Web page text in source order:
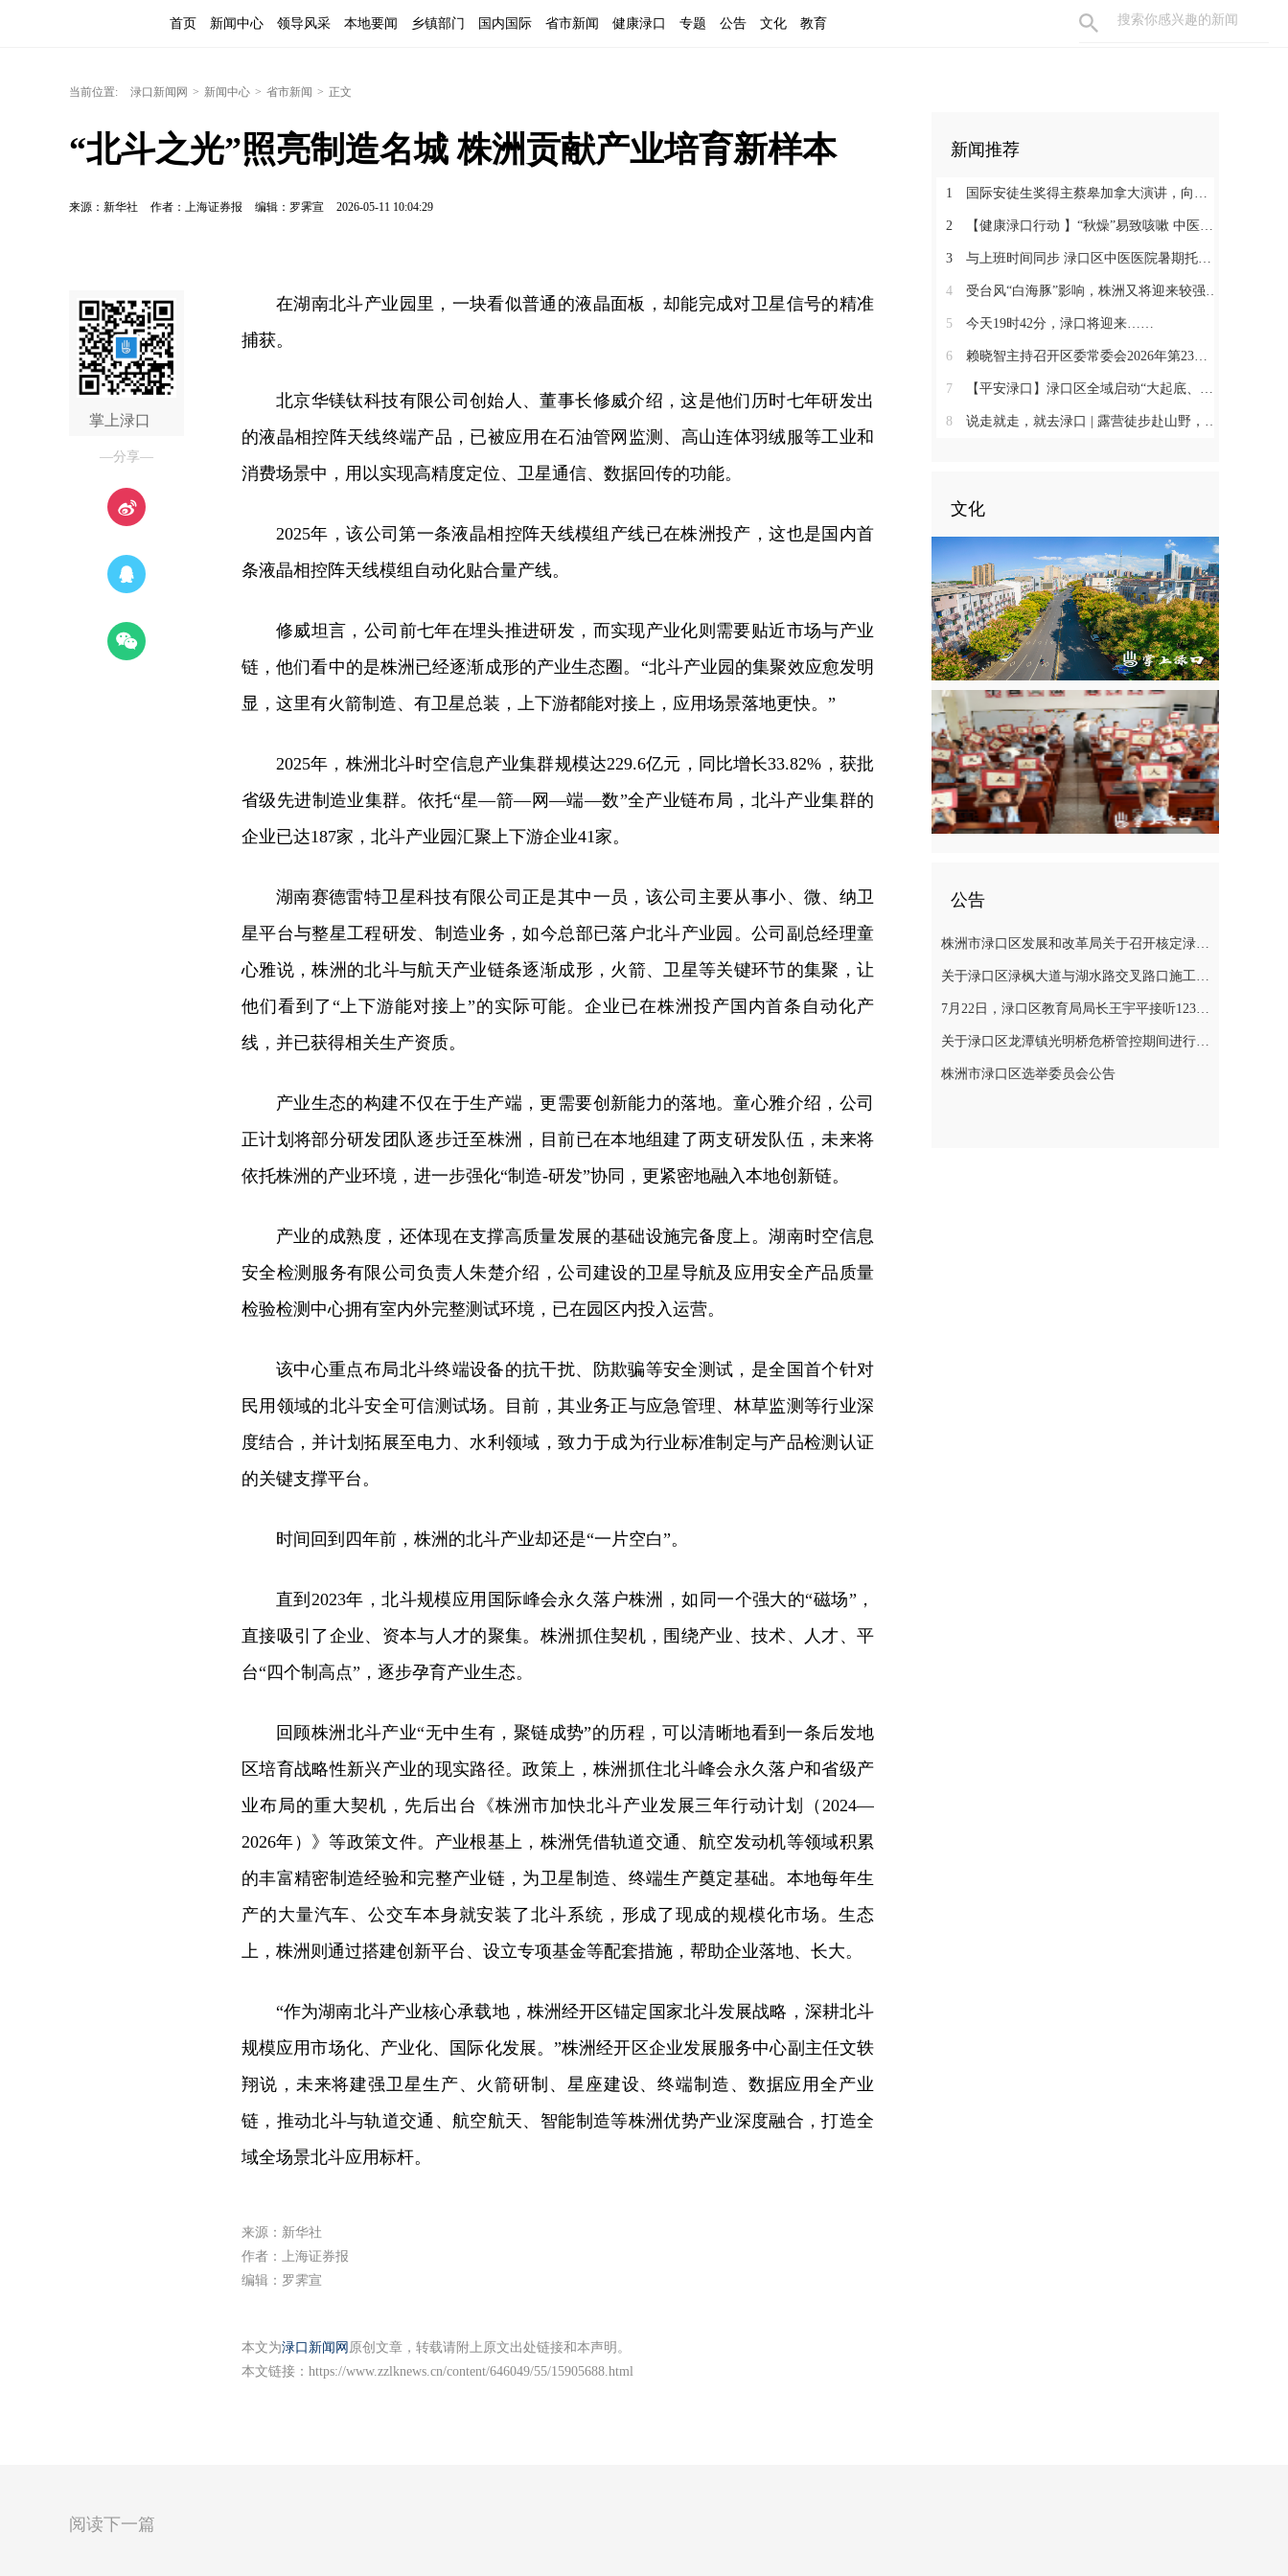
首页 新闻中心 领导风采 本地要闻 乡镇部门 国内国际 省市新闻 健康渌口 专题 公告 文化 教育
当前位置: 渌口新闻网 > 新闻中心 > 省市新闻 > 正文
“北斗之光”照亮制造名城 株洲贡献产业培育新样本
来源：新华社 作者：上海证券报 编辑：罗霁宣 2026-05-11 10:04:29
掌上渌口
—分享—
在湖南北斗产业园里，一块看似普通的液晶面板，却能完成对卫星信号的精准
捕获。
北京华镁钛科技有限公司创始人、董事长修威介绍，这是他们历时七年研发出
的液晶相控阵天线终端产品，已被应用在石油管网监测、高山连体羽绒服等工业和
消费场景中，用以实现高精度定位、卫星通信、数据回传的功能。
2025年，该公司第一条液晶相控阵天线模组产线已在株洲投产，这也是国内首
条液晶相控阵天线模组自动化贴合量产线。
修威坦言，公司前七年在埋头推进研发，而实现产业化则需要贴近市场与产业
链，他们看中的是株洲已经逐渐成形的产业生态圈。“北斗产业园的集聚效应愈发明
显，这里有火箭制造、有卫星总装，上下游都能对接上，应用场景落地更快。”
2025年，株洲北斗时空信息产业集群规模达229.6亿元，同比增长33.82%，获批
省级先进制造业集群。依托“星—箭—网—端—数”全产业链布局，北斗产业集群的
企业已达187家，北斗产业园汇聚上下游企业41家。
湖南赛德雷特卫星科技有限公司正是其中一员，该公司主要从事小、微、纳卫
星平台与整星工程研发、制造业务，如今总部已落户北斗产业园。公司副总经理童
心雅说，株洲的北斗与航天产业链条逐渐成形，火箭、卫星等关键环节的集聚，让
他们看到了“上下游能对接上”的实际可能。企业已在株洲投产国内首条自动化产
线，并已获得相关生产资质。
产业生态的构建不仅在于生产端，更需要创新能力的落地。童心雅介绍，公司
正计划将部分研发团队逐步迁至株洲，目前已在本地组建了两支研发队伍，未来将
依托株洲的产业环境，进一步强化“制造-研发”协同，更紧密地融入本地创新链。
产业的成熟度，还体现在支撑高质量发展的基础设施完备度上。湖南时空信息
安全检测服务有限公司负责人朱楚介绍，公司建设的卫星导航及应用安全产品质量
检验检测中心拥有室内外完整测试环境，已在园区内投入运营。
该中心重点布局北斗终端设备的抗干扰、防欺骗等安全测试，是全国首个针对
民用领域的北斗安全可信测试场。目前，其业务正与应急管理、林草监测等行业深
度结合，并计划拓展至电力、水利领域，致力于成为行业标准制定与产品检测认证
的关键支撑平台。
时间回到四年前，株洲的北斗产业却还是“一片空白”。
直到2023年，北斗规模应用国际峰会永久落户株洲，如同一个强大的“磁场”，
直接吸引了企业、资本与人才的聚集。株洲抓住契机，围绕产业、技术、人才、平
台“四个制高点”，逐步孕育产业生态。
回顾株洲北斗产业“无中生有，聚链成势”的历程，可以清晰地看到一条后发地
区培育战略性新兴产业的现实路径。政策上，株洲抓住北斗峰会永久落户和省级产
业布局的重大契机，先后出台《株洲市加快北斗产业发展三年行动计划（2024—
2026年）》等政策文件。产业根基上，株洲凭借轨道交通、航空发动机等领域积累
的丰富精密制造经验和完整产业链，为卫星制造、终端生产奠定基础。本地每年生
产的大量汽车、公交车本身就安装了北斗系统，形成了现成的规模化市场。生态
上，株洲则通过搭建创新平台、设立专项基金等配套措施，帮助企业落地、长大。
“作为湖南北斗产业核心承载地，株洲经开区锚定国家北斗发展战略，深耕北斗
规模应用市场化、产业化、国际化发展。”株洲经开区企业发展服务中心副主任文轶
翔说，未来将建强卫星生产、火箭研制、星座建设、终端制造、数据应用全产业
链，推动北斗与轨道交通、航空航天、智能制造等株洲优势产业深度融合，打造全
域全场景北斗应用标杆。
来源：新华社
作者：上海证券报
编辑：罗霁宣
本文为渌口新闻网 原创文章，转载请附上原文出处链接和本声明。
本文链接： https://www.zzlknews.cn/content/646049/55/15905688.html
新闻推荐
1 国际安徒生奖得主蔡皋加拿大演讲，向世界推介王家洲乡村美术馆！
2 【健康渌口行动 】“秋燥”易致咳嗽 中医支招预防
3 与上班时间同步 渌口区中医医院暑期托管班破解职工带娃难题
4 受台风“白海豚”影响，株洲又将迎来较强降水过程！
5 今天19时42分，渌口将迎来……
6 赖晓智主持召开区委常委会2026年第23次会议
7 【平安渌口】渌口区全域启动“大起底、大巡防、大整治”百日攻坚行动
8 说走就走，就去渌口 | 露营徒步赴山野，狠狠“氧”你一夏
文化
公告
株洲市渌口区发展和改革局关于召开核定渌口区农村管道天然气 （LNG）配气价格听证会公告
关于渌口区渌枫大道与湖水路交叉路口施工期间进行交通管制的通告
7月22日，渌口区教育局局长王宇平接听12345热线
关于渌口区龙潭镇光明桥危桥管控期间进行交通管制的通告！
株洲市渌口区选举委员会公告
阅读下一篇